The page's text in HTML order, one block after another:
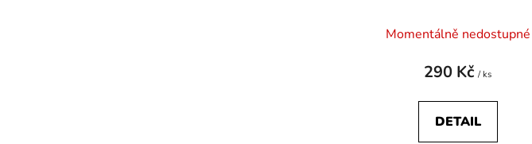
Momentálně nedostupné
290 Kč/ ks
DETAIL